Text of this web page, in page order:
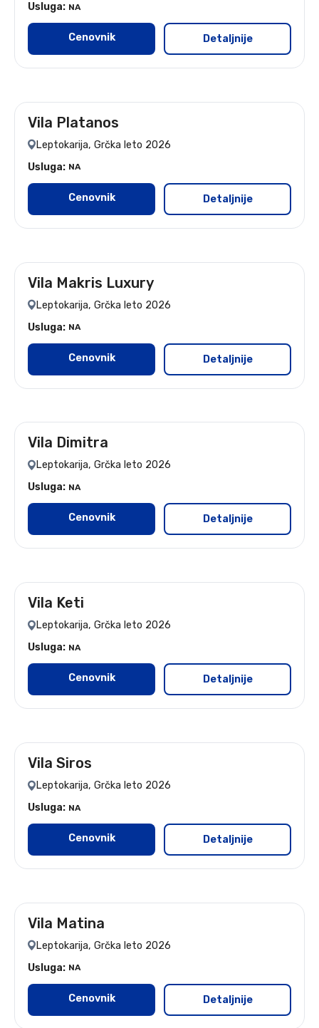
Usluga: NA
Cenovnik Detaljnije
Vila Platanos
Leptokarija, Grčka leto 2026
Usluga: NA
Cenovnik Detaljnije
Vila Makris Luxury
Leptokarija, Grčka leto 2026
Usluga: NA
Cenovnik Detaljnije
Vila Dimitra
Leptokarija, Grčka leto 2026
Usluga: NA
Cenovnik Detaljnije
Vila Keti
Leptokarija, Grčka leto 2026
Usluga: NA
Cenovnik Detaljnije
Vila Siros
Leptokarija, Grčka leto 2026
Usluga: NA
Cenovnik Detaljnije
Vila Matina
Leptokarija, Grčka leto 2026
Usluga: NA
Cenovnik Detaljnije